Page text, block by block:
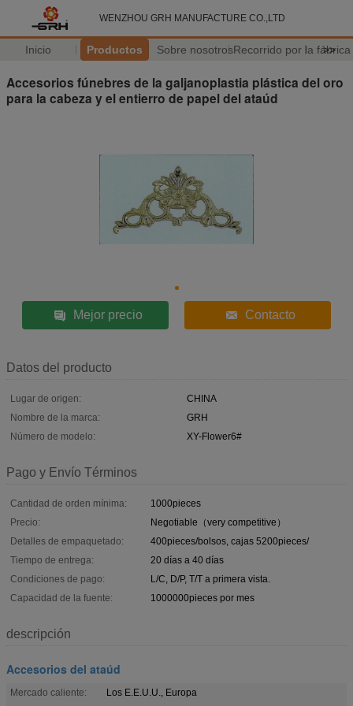
WENZHOU GRH MANUFACTURE CO.,LTD
Inicio Productos Sobre nosotrosRecorrido por la fábrica
>>
Accesorios fúnebres de la galjanoplastia plástica del oro
para la cabeza y el entierro de papel del ataúd
Mejor precio Contacto
Datos del producto
Lugar de origen:
CHINA
Nombre de la marca:
GRH
Número de modelo:
XY-Flower6#
Pago y Envío Términos
Cantidad de orden mínima:
1000pieces
Precio:
Negotiable（very competitive）
Detalles de empaquetado:
400pieces/bolsos, cajas 5200pieces/
Tiempo de entrega:
20 días a 40 días
Condiciones de pago:
L/C, D/P, T/T a primera vista.
Capacidad de la fuente:
1000000pieces por mes
descripción
Accesorios del ataúd
Mercado caliente:
Los E.E.U.U., Europa